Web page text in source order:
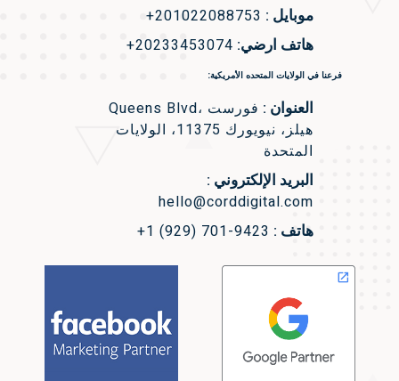
موبايل : +201022088753
هاتف ارضي: +20233453074
فرعنا في الولايات المتحده الأمريكية:
العنوان :
Queens Blvd، فورست
هيلز، نيويورك 11375، الولايات
المتحدة
البريد الإلكتروني :
hello@corddigital.com
هاتف : +1 (929) 701-9423